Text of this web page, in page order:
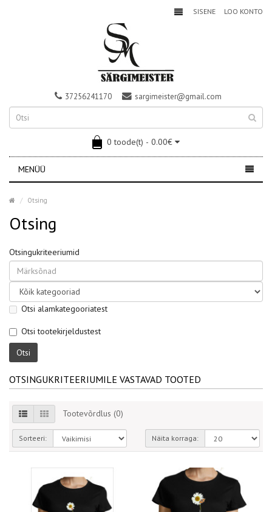
SISENE LOO KONTO
37256241170 sargimeister@gmail.com
0 toode(t) - 0.00€
MENÜÜ
Otsing
Otsing
Otsingukriteeriumid
Otsi alamkategooriatest
Otsi tootekirjeldustest
OTSINGUKRITEERIUMILE VASTAVAD TOOTED
Tootevõrdlus (0)
Sorteeri: Näita korraga: